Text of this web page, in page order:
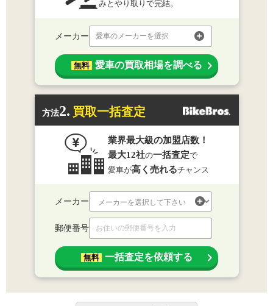
みとやり取りで完結。
メーカー 愛車のメーカーを選択
無料 愛車の買取相場を調べる
方法2. 買取一括査定
業界最大級の加盟店数！
最大12社の一括査定で
愛車が高く売れるチャンス
メーカー
郵便番号
無料 一括査定を依頼する